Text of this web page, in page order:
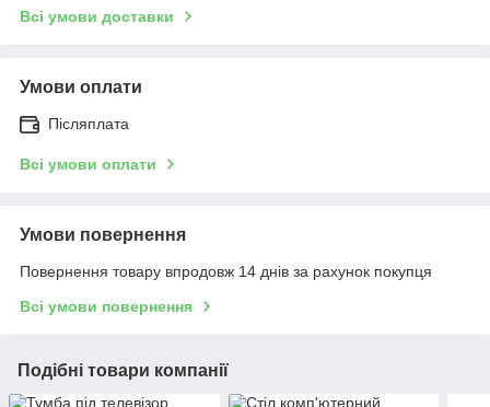
Всі умови доставки
Умови оплати
Післяплата
Всі умови оплати
Умови повернення
Повернення товару впродовж 14 днів за рахунок покупця
Всі умови повернення
Подібні товари компанії